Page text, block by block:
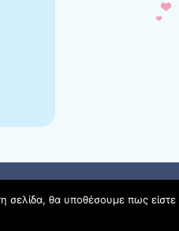
σελίδα, θα υποθέσουμε πως είστε